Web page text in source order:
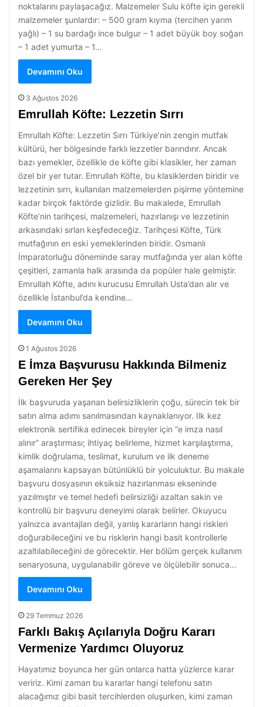
noktalarını paylaşacağız. Malzemeler Sulu köfte için gerekli
malzemeler şunlardır: – 500 gram kıyma (tercihen yarım
yağlı) – 1 su bardağı ince bulgur – 1 adet büyük boy soğan
– 1 adet yumurta – 1…
Devamını Oku
3 Ağustos 2026
Emrullah Köfte: Lezzetin Sırrı
Emrullah Köfte: Lezzetin Sırrı Türkiye’nin zengin mutfak
kültürü, her bölgesinde farklı lezzetler barındırır. Ancak
bazı yemekler, özellikle de köfte gibi klasikler, her zaman
özel bir yer tutar. Emrullah Köfte, bu klasiklerden biridir ve
lezzetinin sırrı, kullanılan malzemelerden pişirme yöntemine
kadar birçok faktörde gizlidir. Bu makalede, Emrullah
Köfte’nin tarihçesi, malzemeleri, hazırlanışı ve lezzetinin
arkasındaki sırları keşfedeceğiz. Tarihçesi Köfte, Türk
mutfağının en eski yemeklerinden biridir. Osmanlı
İmparatorluğu döneminde saray mutfağında yer alan köfte
çeşitleri, zamanla halk arasında da popüler hale gelmiştir.
Emrullah Köfte, adını kurucusu Emrullah Usta’dan alır ve
özellikle İstanbul’da kendine…
Devamını Oku
1 Ağustos 2026
E İmza Başvurusu Hakkında Bilmeniz
Gereken Her Şey
İlk başvuruda yaşanan belirsizliklerin çoğu, sürecin tek bir
satın alma adımı sanılmasından kaynaklanıyor. Ilk kez
elektronik sertifika edinecek bireyler için “e imza nasıl
alınır” araştırması; ihtiyaç belirleme, hizmet karşılaştırma,
kimlik doğrulama, teslimat, kurulum ve ilk deneme
aşamalarını kapsayan bütünlüklü bir yolculuktur. Bu makale
başvuru dosyasının eksiksiz hazırlanması ekseninde
yazılmıştır ve temel hedefi belirsizliği azaltan sakin ve
kontrollü bir başvuru deneyimi olarak belirler. Okuyucu
yalnızca avantajları değil, yanlış kararların hangi riskleri
doğurabileceğini ve bu risklerin hangi basit kontrollerle
azaltılabileceğini de görecektir. Her bölüm gerçek kullanım
senaryosuna, uygulanabilir göreve ve ölçülebilir sonuca…
Devamını Oku
29 Temmuz 2026
Farklı Bakış Açılarıyla Doğru Kararı
Vermenize Yardımcı Oluyoruz
Hayatımız boyunca her gün onlarca hatta yüzlerce karar
veririz. Kimi zaman bu kararlar hangi telefonu satın
alacağımız gibi basit tercihlerden oluşurken, kimi zaman